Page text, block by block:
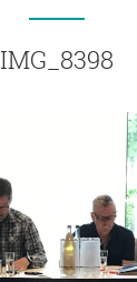
IMG_8398